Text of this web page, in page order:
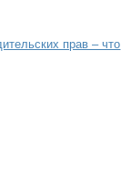
прав – что